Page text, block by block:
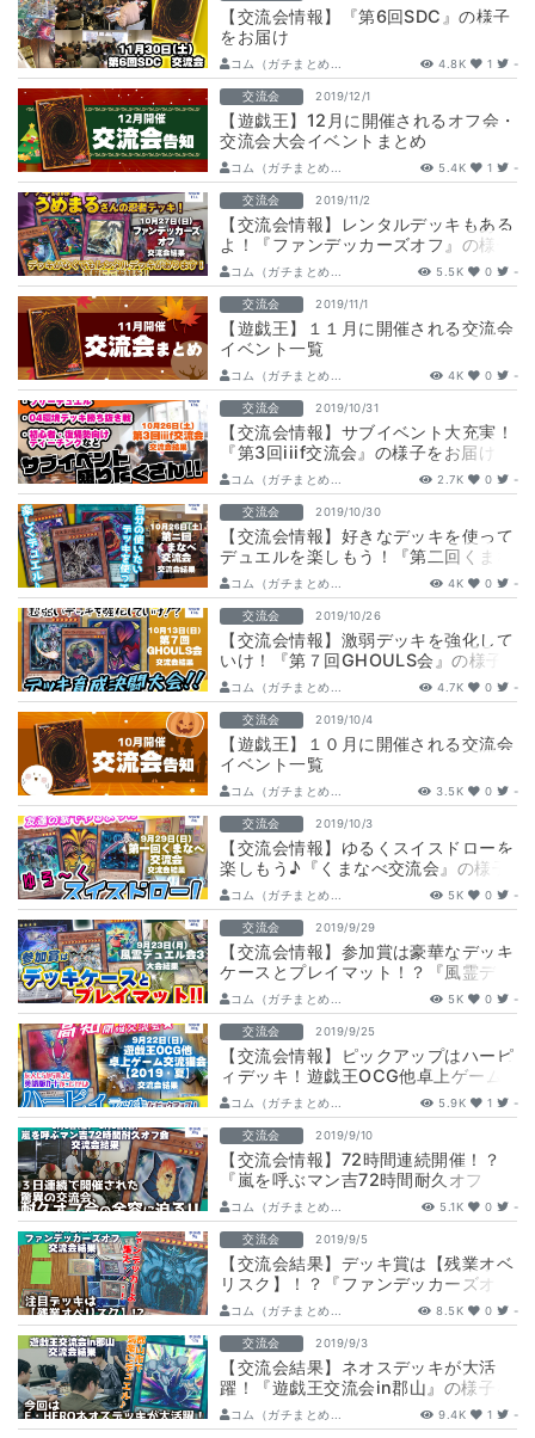
【交流会情報】『第6回SDC』の様子
をお届け
コム（ガチまとめ... 4.8K 1 -
交流会 2019/12/1
【遊戯王】12月に開催されるオフ会・
交流会大会イベントまとめ
コム（ガチまとめ... 5.4K 1 -
交流会 2019/11/2
【交流会情報】レンタルデッキもある
よ！『ファンデッカーズオフ』の様子
をお届け
コム（ガチまとめ... 5.5K 0 -
交流会 2019/11/1
【遊戯王】１１月に開催される交流会
イベント一覧
コム（ガチまとめ... 4K 0 -
交流会 2019/10/31
【交流会情報】サブイベント大充実！
『第3回iiif交流会』の様子をお届け
コム（ガチまとめ... 2.7K 0 -
交流会 2019/10/30
【交流会情報】好きなデッキを使って
デュエルを楽しもう！『第二回くまな
べ交流会』の様子をお届け
コム（ガチまとめ... 4K 0 -
交流会 2019/10/26
【交流会情報】激弱デッキを強化して
いけ！『第７回GHOULS会』の様子
をお届け
コム（ガチまとめ... 4.7K 0 -
交流会 2019/10/4
【遊戯王】１０月に開催される交流会
イベント一覧
コム（ガチまとめ... 3.5K 0 -
交流会 2019/10/3
【交流会情報】ゆるくスイスドローを
楽しもう♪『くまなべ交流会』の様子
をお届け
コム（ガチまとめ... 5K 0 -
交流会 2019/9/29
【交流会情報】参加賞は豪華なデッキ
ケースとプレイマット！？『風霊デュ
エル会３』 の様子をお届け
コム（ガチまとめ... 5K 0 -
交流会 2019/9/25
【交流会情報】ピックアップはハーピ
ィデッキ！遊戯王OCG他卓上ゲーム
交流猫会【2019・夏】の様子をお届
け
コム（ガチまとめ... 5.9K 1 -
交流会 2019/9/10
【交流会情報】72時間連続開催！？
『嵐を呼ぶマン吉72時間耐久オフ
会』の様子をお届け
コム（ガチまとめ... 5.1K 0 -
交流会 2019/9/5
【交流会結果】デッキ賞は【残業オベ
リスク】！？『ファンデッカーズオ
フ』の様子をお届け
コム（ガチまとめ... 8.5K 0 -
交流会 2019/9/3
【交流会結果】ネオスデッキが大活
躍！『遊戯王交流会in郡山』の様子を
お届け
コム（ガチまとめ... 9.4K 1 -